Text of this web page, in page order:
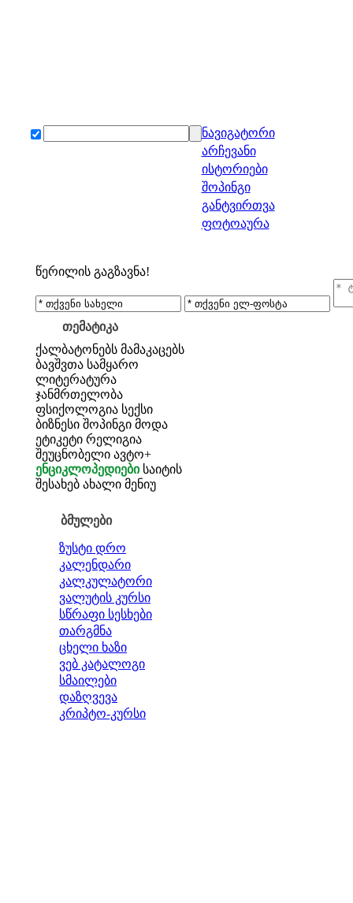
ნავიგატორი
არჩევანი
ისტორიები
შოპინგი
განტვირთვა
ფოტოაურა
წერილის გაგზავნა!
თემატიკა
ქალბატონებს მამაკაცებს
ბავშვთა სამყარო
ლიტერატურა
ჯანმრთელობა
ფსიქოლოგია სექსი
ბიზნესი შოპინგი მოდა
ეტიკეტი რელიგია
შეუცნობელი ავტო+
ენციკლოპედიები საიტის
შესახებ ახალი მენიუ
ბმულები
ზუსტი დრო
კალენდარი
კალკულატორი
ვალუტის კურსი
სწრაფი სესხები
თარგმნა
ცხელი ხაზი
ვებ კატალოგი
სმაილები
დაზღვევა
კრიპტო-კურსი